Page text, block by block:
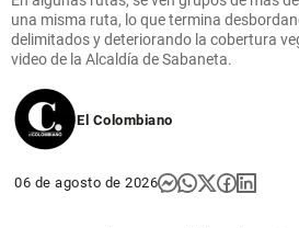
share
una misma ruta, lo que termina
delimitados y deteriorando la cobertura
video de la Alcaldía de Sabaneta.
El Colombiano
06 de agosto de 2026